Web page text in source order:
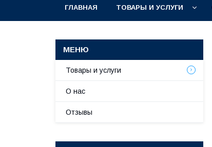
ГЛАВНАЯ ТОВАРЫ И УСЛУГИ
Товары и услуги
О нас
Отзывы